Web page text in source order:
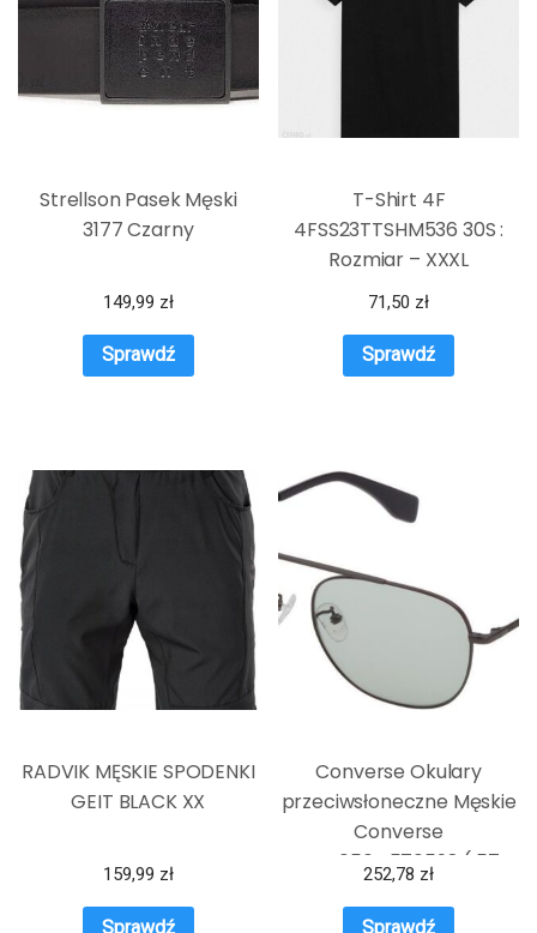
Strellson Pasek Męski
3177 Czarny
149,99 zł
Sprawdź
T-Shirt 4F
4FSS23TTSHM536 30S :
Rozmiar – XXXL
71,50 zł
Sprawdź
RADVIK MĘSKIE SPODENKI
GEIT BLACK XX
159,99 zł
Sprawdź
Converse Okulary
przeciwsłoneczne Męskie
Converse
SCO056Q570598 ( 57
mm)
252,78 zł
Sprawdź